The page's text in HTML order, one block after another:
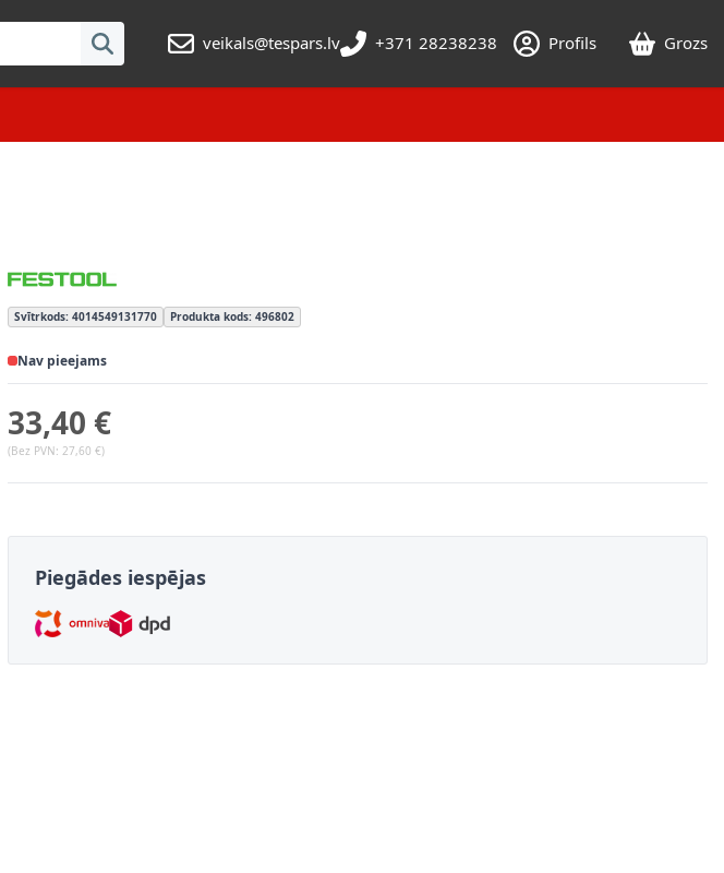
veikals@tespars.lv
+371 28238238 Profils Grozs
Svītrkods: 4014549131770 Produkta kods: 496802
Nav pieejams
33,40 €
(Bez PVN: 27,60 €)
Piegādes iespējas